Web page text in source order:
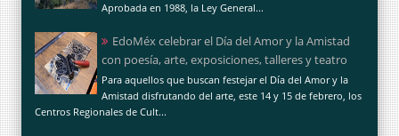
Aprobada en 1988, la Ley General...
EdoMéx celebrar el Día del Amor y la Amistad
con poesía, arte, exposiciones, talleres y teatro
Para aquellos que buscan festejar el Día del Amor y la
Amistad disfrutando del arte, este 14 y 15 de febrero, los
Centros Regionales de Cult...